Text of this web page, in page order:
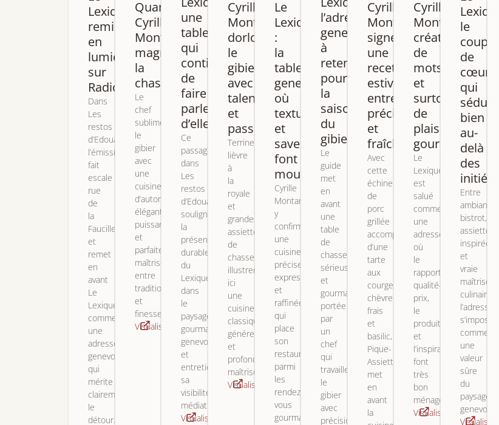
Lexique
remis
en
lumière
sur
Radiolac
Dans
Les
restos
d’Edouard,
l’émission
fait
escale
rue
de
la
Faucille
et
remet
en
avant
Le
Lexique
comme
une
adresse
genevoise
qui
mérite
clairement
le
détour.
Quand
Cyrille
Montanier
magnifie
la
chasse
Le
chef
sublime
le
gibier
avec
une
cuisine
d’automne
élégante,
puissante
et
parfaitement
maîtrisée,
entre
tradition
et
finesse.
Visualiser
une
table
qui
continue
de
faire
parler
d’elle
Ce
passage
dans
Les
restos
d’Edouard
souligne
la
présence
durable
du
Lexique
dans
le
paysage
gourmand
genevois
et
entretient
sa
visibilité
médiatique.
Visualiser
Cyrille
Montanier
dorlote
le
gibier
avec
talent
et
passion
Terrines,
lièvre
à
la
royale
et
grandes
assiettes
de
chasse
illustrent
ici
une
cuisine
classique,
généreuse
et
profondément
maîtrisée.
Visualiser
Le
Lexique
:
la
table
genevoise
où
textures
et
saveurs
font
mouche
Cyrille
Montanier
y
confirme
une
cuisine
précise,
expressive
et
raffinée,
qui
place
son
restaurant
parmi
les
rendez-
vous
gourmands
l’adresse
genevoise
à
retenir
pour
la
saison
du
gibier
Le
guide
met
en
avant
une
table
de
chasse
sérieuse
et
gourmande,
portée
par
un
chef
qui
travaille
le
gibier
avec
précision
Cyrille
Montanier
signe
une
recette
estivale
entre
précision
et
fraîcheur
Avec
cette
échine
de
porc
grillée
accompagnée
d’une
tarte
aux
courgettes,
chèvre
frais
et
basilic,
Pique-
Assiette
met
en
avant
la
Cyrille
Montanier,
créateur
de
mots…
et
surtout
de
plaisirs
gourmands
Le
Lexique
est
salué
comme
une
adresse
où
le
rapport
qualité-
prix,
le
produit
et
l’inspiration
font
très
bon
ménage.
Visualiser
Lexique,
le
coup
de
cœur
qui
séduit
bien
au-
delà
des
initiés
Entre
ambiance
bistrot,
assiettes
inspirées
et
vraie
maîtrise
culinaire,
l’adresse
s’impose
comme
une
valeur
sûre
du
paysage
genevois.
Visualiser